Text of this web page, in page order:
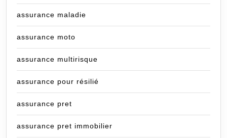
assurance maladie
assurance moto
assurance multirisque
assurance pour résilié
assurance pret
assurance pret immobilier